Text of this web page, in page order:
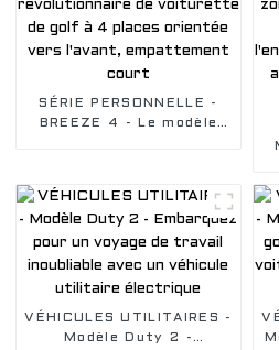
SÉRIE PERSONNELLE -
BREEZE 4 - Le modèle
l'avant, empattement
court
VÉHICULES UTILITAIRES -
Modèle Duty 2 -